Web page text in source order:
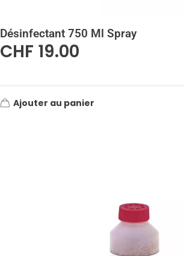
Désinfectant 750 Ml Spray
CHF 19.00
Ajouter au panier